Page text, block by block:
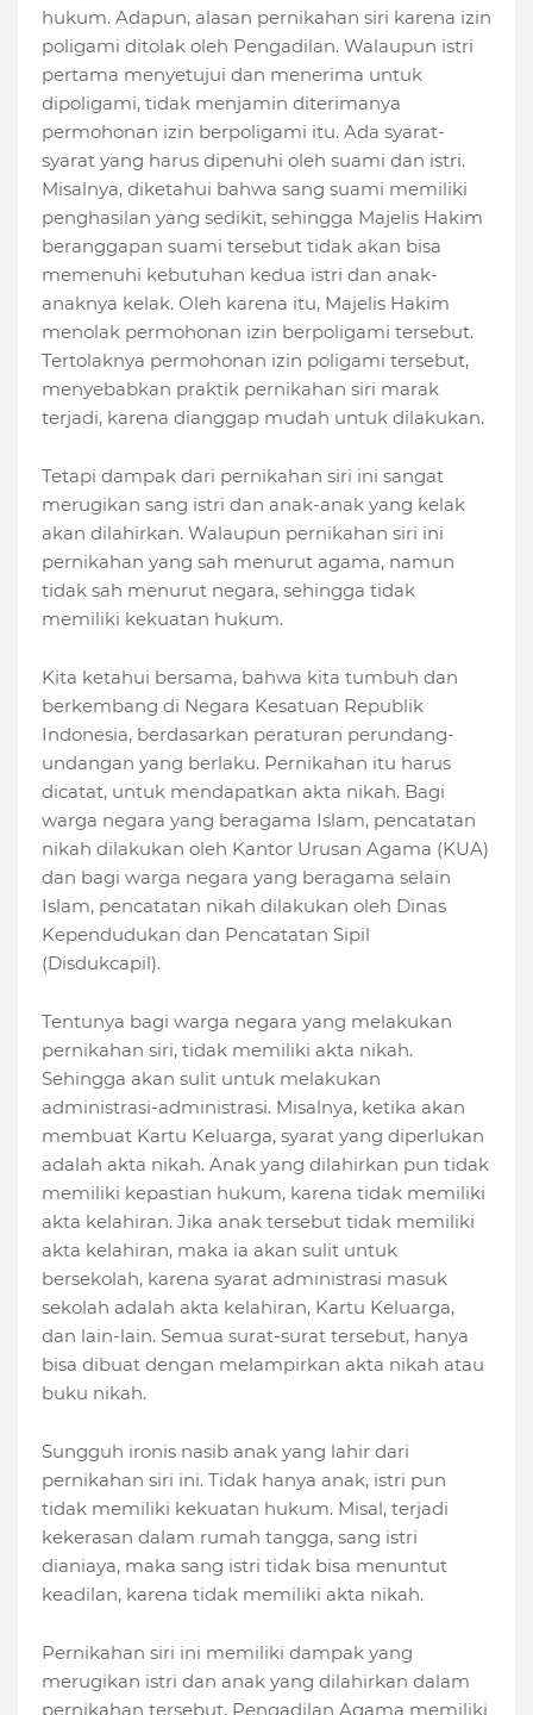
hukum. Adapun, alasan pernikahan siri karena izin
poligami ditolak oleh Pengadilan. Walaupun istri
pertama menyetujui dan menerima untuk
dipoligami, tidak menjamin diterimanya
permohonan izin berpoligami itu. Ada syarat-
syarat yang harus dipenuhi oleh suami dan istri.
Misalnya, diketahui bahwa sang suami memiliki
penghasilan yang sedikit, sehingga Majelis Hakim
beranggapan suami tersebut tidak akan bisa
memenuhi kebutuhan kedua istri dan anak-
anaknya kelak. Oleh karena itu, Majelis Hakim
menolak permohonan izin berpoligami tersebut.
Tertolaknya permohonan izin poligami tersebut,
menyebabkan praktik pernikahan siri marak
terjadi, karena dianggap mudah untuk dilakukan.
Tetapi dampak dari pernikahan siri ini sangat
merugikan sang istri dan anak-anak yang kelak
akan dilahirkan. Walaupun pernikahan siri ini
pernikahan yang sah menurut agama, namun
tidak sah menurut negara, sehingga tidak
memiliki kekuatan hukum.
Kita ketahui bersama, bahwa kita tumbuh dan
berkembang di Negara Kesatuan Republik
Indonesia, berdasarkan peraturan perundang-
undangan yang berlaku. Pernikahan itu harus
dicatat, untuk mendapatkan akta nikah. Bagi
warga negara yang beragama Islam, pencatatan
nikah dilakukan oleh Kantor Urusan Agama (KUA)
dan bagi warga negara yang beragama selain
Islam, pencatatan nikah dilakukan oleh Dinas
Kependudukan dan Pencatatan Sipil
(Disdukcapil).
Tentunya bagi warga negara yang melakukan
pernikahan siri, tidak memiliki akta nikah.
Sehingga akan sulit untuk melakukan
administrasi-administrasi. Misalnya, ketika akan
membuat Kartu Keluarga, syarat yang diperlukan
adalah akta nikah. Anak yang dilahirkan pun tidak
memiliki kepastian hukum, karena tidak memiliki
akta kelahiran. Jika anak tersebut tidak memiliki
akta kelahiran, maka ia akan sulit untuk
bersekolah, karena syarat administrasi masuk
sekolah adalah akta kelahiran, Kartu Keluarga,
dan lain-lain. Semua surat-surat tersebut, hanya
bisa dibuat dengan melampirkan akta nikah atau
buku nikah.
Sungguh ironis nasib anak yang lahir dari
pernikahan siri ini. Tidak hanya anak, istri pun
tidak memiliki kekuatan hukum. Misal, terjadi
kekerasan dalam rumah tangga, sang istri
dianiaya, maka sang istri tidak bisa menuntut
keadilan, karena tidak memiliki akta nikah.
Pernikahan siri ini memiliki dampak yang
merugikan istri dan anak yang dilahirkan dalam
pernikahan tersebut. Pengadilan Agama memiliki